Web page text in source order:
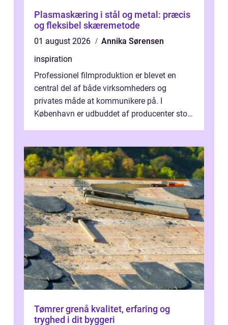
Plasmaskæring i stål og metal: præcis
og fleksibel skæremetode
01 august 2026
Annika Sørensen
inspiration
Professionel filmproduktion er blevet en
central del af både virksomheders og
privates måde at kommunikere på. I
København er udbuddet af producenter stort,
Tømrer grenå kvalitet, erfaring og
tryghed i dit byggeri